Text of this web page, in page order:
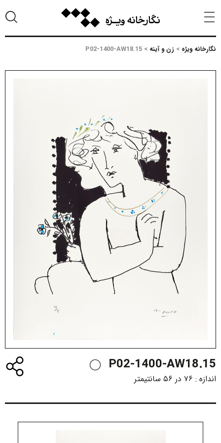
نگارخانه ویژه > زن و آینه >
P02-1400-AW18.15
P02-1400-AW18.15
اندازه : ۷۶ در ۵۶ سانتیمتر